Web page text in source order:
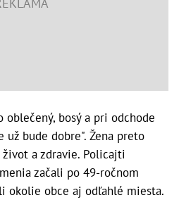
oblečený, bosý a pri odchode
už bude dobre". Žena preto
a zdravie. Policajti
začali po 49-ročnom
okolie obce aj odľahlé miesta.